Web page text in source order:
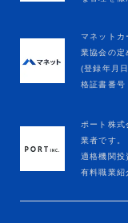
マネットカ
業協会の定
(登録年月
格証書番
ポート株
業者です。
適格機関投
有料職業